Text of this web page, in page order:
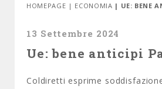
HOMEPAGE | ECONOMIA | UE: BENE
13 Settembre 2024
Ue: bene anticipi
Coldiretti esprime